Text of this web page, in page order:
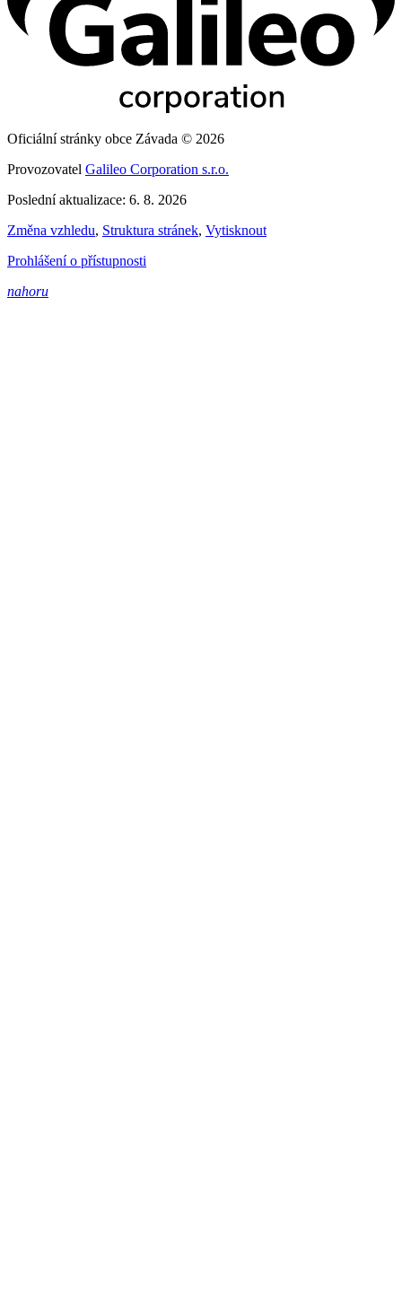
Oficiální stránky obce Závada © 2026
Provozovatel Galileo Corporation s.r.o.
Poslední aktualizace: 6. 8. 2026
Změna vzhledu, Struktura stránek, Vytisknout
Prohlášení o přístupnosti
nahoru